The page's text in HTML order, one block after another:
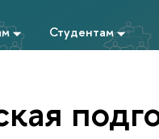
Студентам